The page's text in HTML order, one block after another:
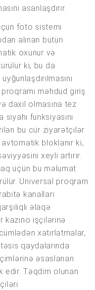
asanlaşdırır.
foto sistemi
alınan bütün
oxunur və
ki, bu da
məhdud giriş
daxil olmasına tez
funksiyasını
bu cür ziyarətçilər
bloklanır ki,
xeyli artırır.
üçün bu məlumat
Universal proqram
kanalları
əlaqə
kazino işçilərinə
xatırlatmalar,
qaydalarında
əsaslanan
Təqdim olunan